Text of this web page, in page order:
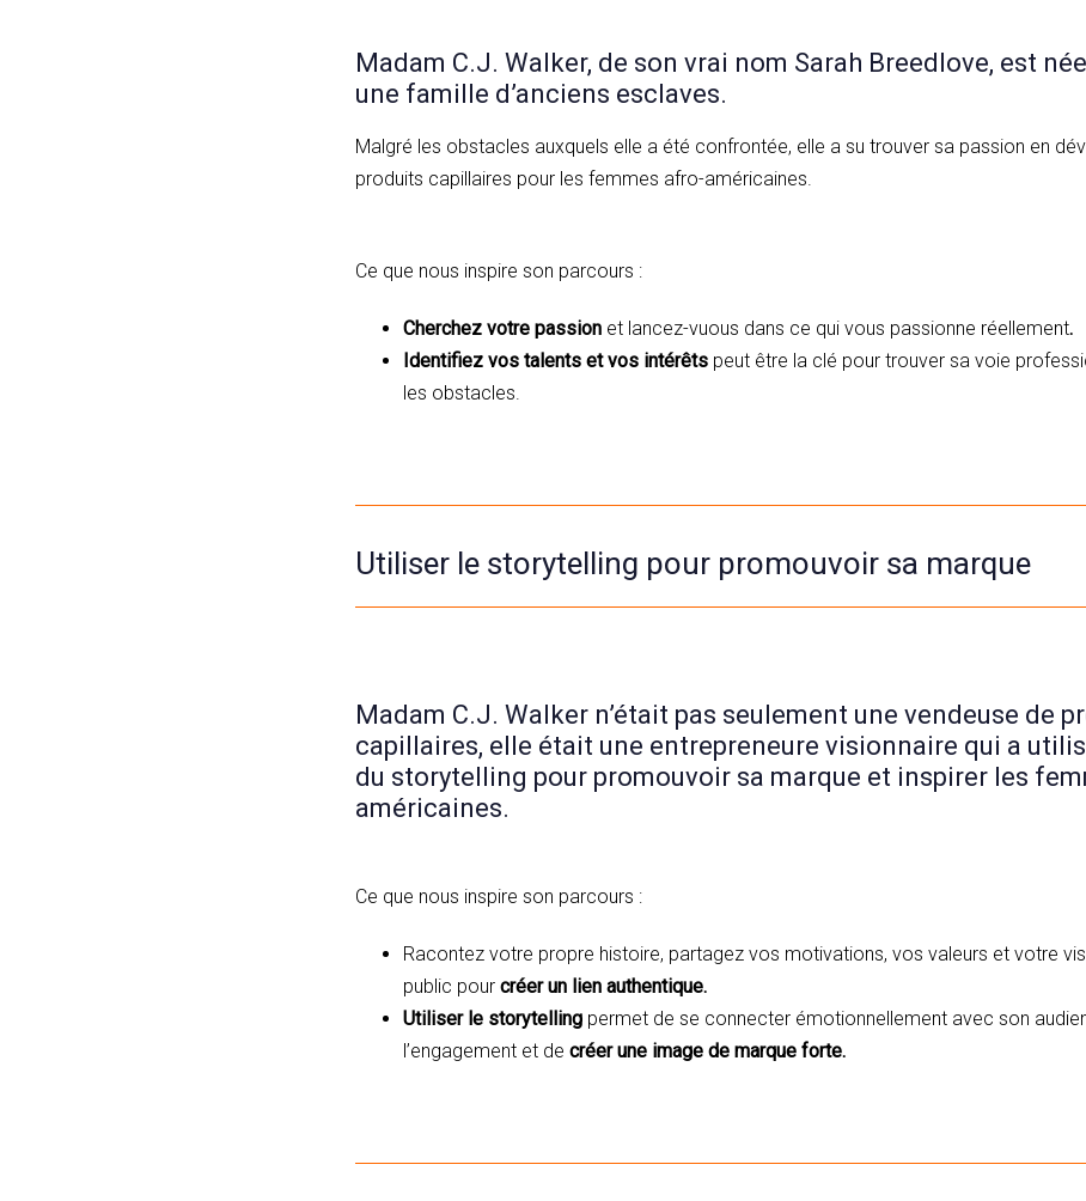
Madam C.J. Walker, de son vrai nom Sarah Breedlove, est
une famille d’anciens esclaves.
Malgré les obstacles auxquels elle a été confrontée, elle a su trouver sa passion en
produits capillaires pour les femmes afro-américaines.
Ce que nous inspire son parcours :
Cherchez votre passion et lancez-vuous dans ce qui vous passionne réellement.
Identifiez vos talents et vos intérêts peut être la clé pour trouver sa voie
les obstacles.
Utiliser le storytelling pour promouvoir sa marque
Madam C.J. Walker n’était pas seulement une vendeuse de
capillaires, elle était une entrepreneure visionnaire qui a
du storytelling pour promouvoir sa marque et inspirer les
américaines.
Ce que nous inspire son parcours :
Racontez votre propre histoire, partagez vos motivations, vos valeurs et votre
public pour créer un lien authentique.
Utiliser le storytelling permet de se connecter émotionnellement avec son
l’engagement et de créer une image de marque forte.